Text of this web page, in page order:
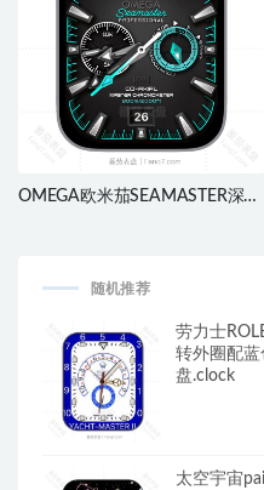
OMEGA欧米茄SEAMASTER深灰
随机推荐
劳力士
转外圈配蓝
盘.clock
太空宇宙